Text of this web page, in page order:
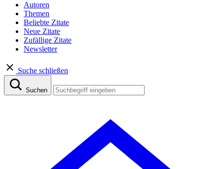
Autoren
Themen
Beliebte Zitate
Neue Zitate
Zufällige Zitate
Newsletter
Suche schließen
Suchen